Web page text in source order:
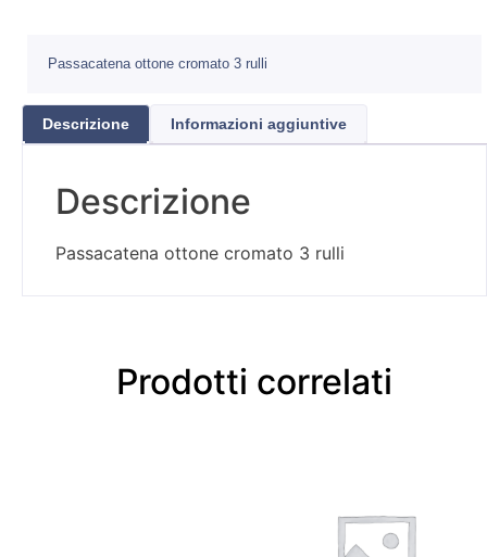
Passacatena ottone cromato 3 rulli
Descrizione Informazioni aggiuntive
Descrizione
Passacatena ottone cromato 3 rulli
Prodotti correlati